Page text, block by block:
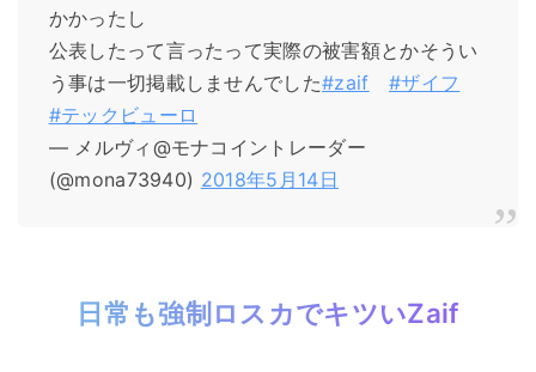
かかったし
公表したって言ったって実際の被害額とかそうい
う事は一切掲載しませんでした#zaif
#ザイフ
#テックビューロ
— メルヴィ@モナコイントレーダー
(@mona73940) 2018年5月14日
日常も強制ロスカでキツいZaif